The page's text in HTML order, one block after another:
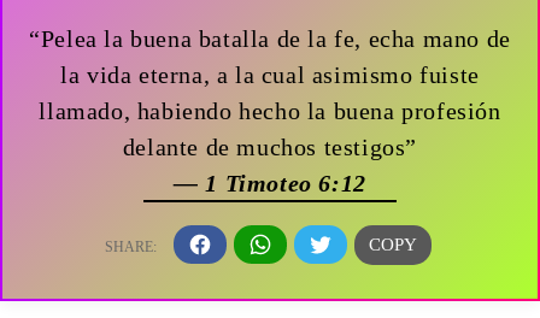
“Pelea la buena batalla de la fe, echa mano de
la vida eterna, a la cual asimismo fuiste
llamado, habiendo hecho la buena profesión
delante de muchos testigos”
— 1 Timoteo 6:12